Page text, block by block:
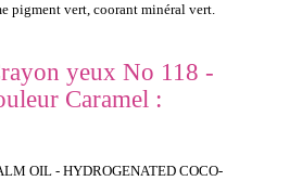
pigment vert, coorant minéral vert.
yeux No 118 -
Caramel :
OIL - HYDROGENATED COCO-